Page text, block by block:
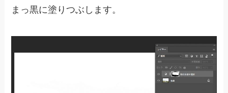
まっ黒に塗りつぶします。